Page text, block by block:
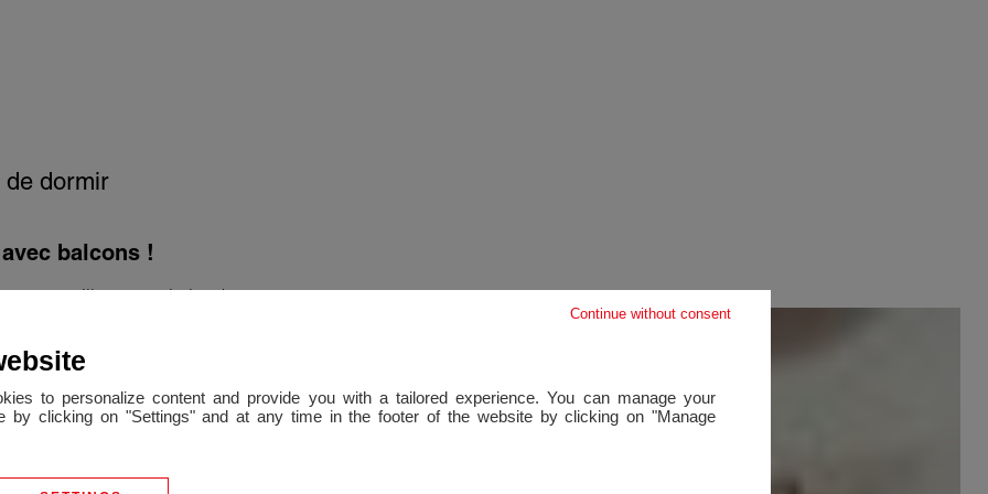
dormir
balcons !
centre ville, à proximité de
ainsi que de la
appartement
au 1er étage d'une petite
Continue without consent
to personalize content and provide you with a tailored experience. You can manage your
by clicking on "Settings" and at any time in the footer of the website by clicking on "Manage